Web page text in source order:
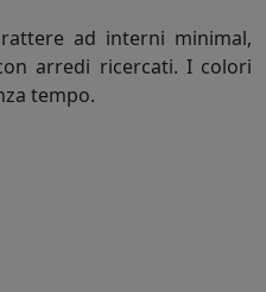
ad interni minimal,
arredi ricercati. I colori
tempo.